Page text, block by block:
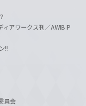
アワークス刊／AWIB P
!!
員会